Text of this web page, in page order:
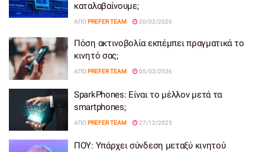
καταλαβαίνουμε;
ΑΠΌ PREFER TEAM 20/02/2026
Πόση ακτινοβολία εκπέμπει πραγματικά το
κινητό σας;
ΑΠΌ PREFER TEAM 05/02/2026
SparkPhones: Είναι το μέλλον μετά τα
smartphones;
ΑΠΌ PREFER TEAM 27/12/2025
ΠΟΥ: Υπάρχει σύνδεση μεταξύ κινητού